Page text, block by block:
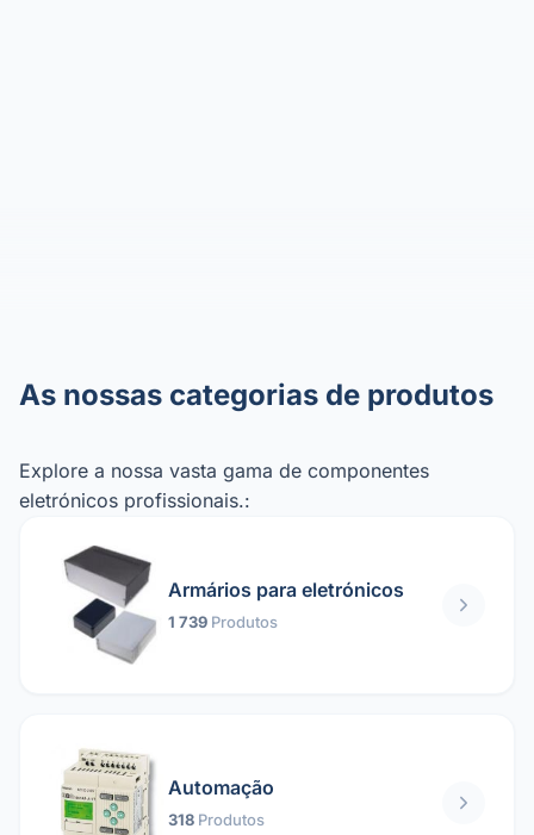
As nossas categorias de produtos
Explore a nossa vasta gama de componentes
eletrónicos profissionais.:
Armários para eletrónicos
1 739 Produtos
Automação
318 Produtos